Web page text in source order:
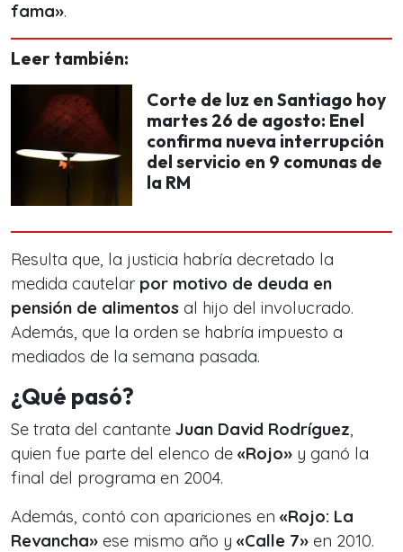
fama».
Leer también:
Corte de luz en Santiago hoy
martes 26 de agosto: Enel
confirma nueva interrupción
del servicio en 9 comunas de
la RM
Resulta que, la justicia habría decretado la
medida cautelar por motivo de deuda en
pensión de alimentos al hijo del involucrado.
Además, que la orden se habría impuesto a
mediados de la semana pasada.
¿Qué pasó?
Se trata del cantante Juan David Rodríguez,
quien fue parte del elenco de «Rojo» y ganó la
final del programa en 2004.
Además, contó con apariciones en «Rojo: La
Revancha» ese mismo año y «Calle 7» en 2010.